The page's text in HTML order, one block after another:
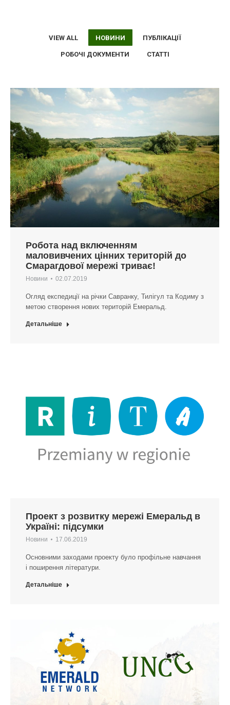
VIEW ALL НОВИНИ ПУБЛІКАЦІЇ
РОБОЧІ ДОКУМЕНТИ СТАТТІ
Робота над включенням
маловивчених цінних територій до
Смарагдової мережі триває!
Новини 02.07.2019
Огляд експедиції на річки Савранку, Тилігул та Кодиму з
метою створення нових територій Емеральд.
Детальніше
Проект з розвитку мережі Емеральд в
Україні: підсумки
Новини 17.06.2019
Основними заходами проекту було профільне навчання
і поширення літератури.
Детальніше